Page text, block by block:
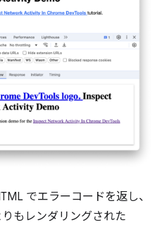
でエラーコードを返し、
もレンダリングされた